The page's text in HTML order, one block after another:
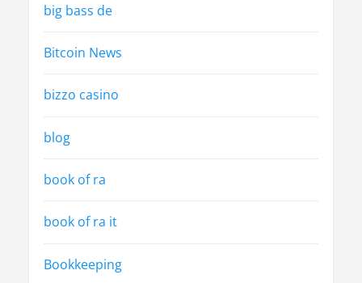
big bass de
Bitcoin News
bizzo casino
blog
book of ra
book of ra it
Bookkeeping